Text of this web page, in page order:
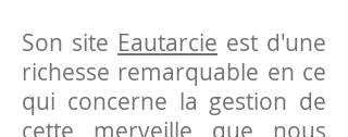
Son site Eautarcie est d'une
richesse remarquable en ce
qui concerne la gestion de
cette merveille que nous